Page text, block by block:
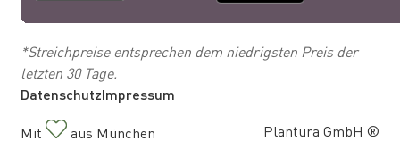
*Streichpreise entsprechen dem niedrigsten Preis der
letzten 30 Tage.
Plantura GmbH ®
Mit aus München
DatenschutzImpressum